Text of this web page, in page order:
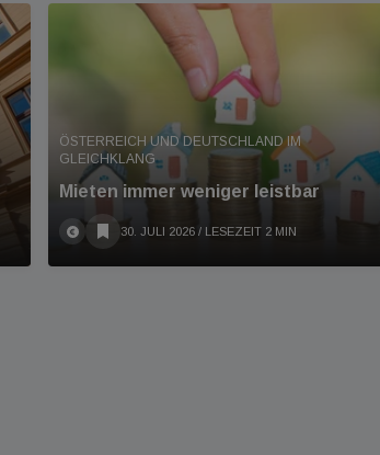
ÖSTERREICH UND DEUTSCHLAND IM
GLEICHKLANG
Mieten immer weniger leistbar
30. JULI 2026 / LESEZEIT 2 MIN